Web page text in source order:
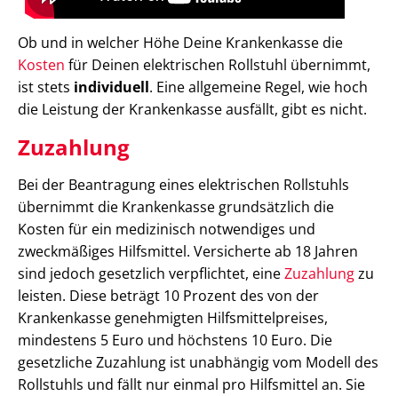
Ob und in welcher Höhe Deine Krankenkasse die
Kosten für Deinen elektrischen Rollstuhl übernimmt,
ist stets individuell. Eine allgemeine Regel, wie hoch
die Leistung der Krankenkasse ausfällt, gibt es nicht.
Zuzahlung
Bei der Beantragung eines elektrischen Rollstuhls
übernimmt die Krankenkasse grundsätzlich die
Kosten für ein medizinisch notwendiges und
zweckmäßiges Hilfsmittel. Versicherte ab 18 Jahren
sind jedoch gesetzlich verpflichtet, eineZuzahlungzu
leisten. Diese beträgt 10 Prozent des von der
Krankenkasse genehmigten Hilfsmittelpreises,
mindestens 5 Euro und höchstens 10 Euro. Die
gesetzliche Zuzahlung ist unabhängig vom Modell des
Rollstuhls und fällt nur einmal pro Hilfsmittel an. Sie